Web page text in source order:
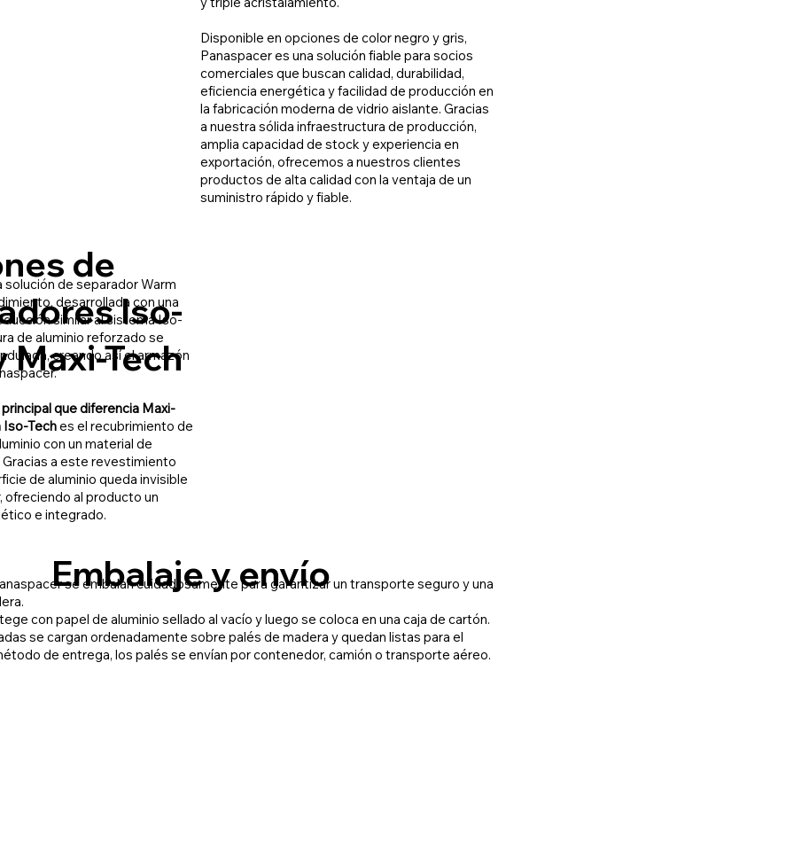
Disponible en opciones de color negro y gris,
Panaspacer es una solución fiable para socios
comerciales que buscan calidad, durabilidad,
eficiencia energética y facilidad de producción en
la fabricación moderna de vidrio aislante. Gracias
a nuestra sólida infraestructura de producción,
amplia capacidad de stock y experiencia en
exportación, ofrecemos a nuestros clientes
productos de alta calidad con la ventaja de un
suministro rápido y fiable.
de
Iso-
Maxi-Tech
solución de separador Warm
desarrollada con una
similar al sistema Iso-
de aluminio reforzado se
creando así el armazón
que diferencia Maxi-
Iso-Teches el recubrimiento de
con un material de
Gracias a este revestimiento
de aluminio queda invisible
ofreciendo al producto un
e integrado.
Embalaje y envío
se embalan cuidadosamente para garantizar un transporte seguro y una
con papel de aluminio sellado al vacío y luego se coloca en una caja de cartón.
se cargan ordenadamente sobre palés de madera y quedan listas para el
de entrega, los palés se envían por contenedor, camión o transporte aéreo.